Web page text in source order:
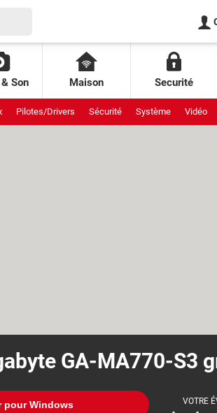
Son Maison Securité
Pilotes/Drivers Sécurité Système Vidéo
GA-MA770-S3
pour Windows VOTRE